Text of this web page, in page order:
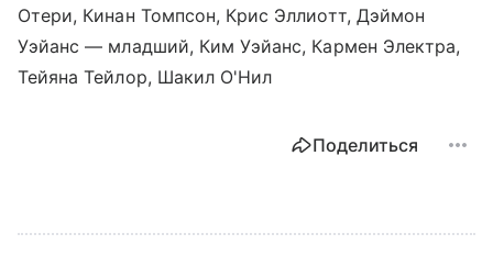
Отери, Кинан Томпсон, Крис Эллиотт, Дэймон
Уэйанс — младший, Ким Уэйанс, Кармен Электра,
Тейяна Тейлор, Шакил О'Нил
Поделиться